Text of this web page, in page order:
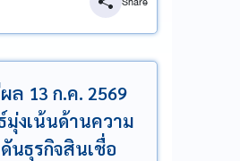
ล 13 ก.ค. 2569
มุ่งเน้นด้านความ
นธุรกิจสินเชื่อ